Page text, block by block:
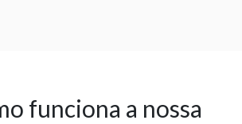
funciona a nossa